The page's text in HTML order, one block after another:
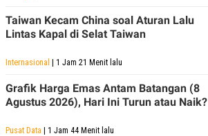
D
OF
USE
PEMBERITAAN
Taiwan Kecam China soal Aturan Lalu
Lintas Kapal di Selat Taiwan
Internasional | 1 Jam 21 Menit lalu
Grafik Harga Emas Antam Batangan (8
Agustus 2026), Hari Ini Turun atau Naik?
Pusat Data | 1 Jam 44 Menit lalu